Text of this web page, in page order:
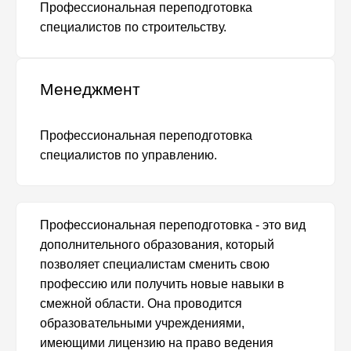
Профессиональная переподготовка
специалистов по строительству.
Менеджмент
Профессиональная переподготовка
специалистов по управлению.
Профессиональная переподготовка - это вид
дополнительного образования, который
позволяет специалистам сменить свою
профессию или получить новые навыки в
смежной области. Она проводится
образовательными учреждениями,
имеющими лицензию на право ведения